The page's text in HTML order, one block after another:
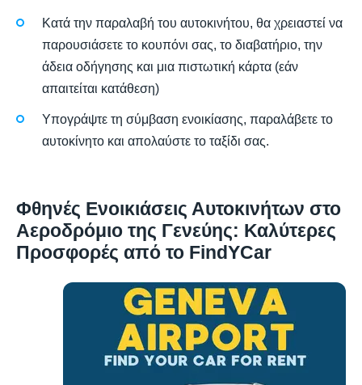
Κατά την παραλαβή του αυτοκινήτου, θα χρειαστεί να
παρουσιάσετε το κουπόνι σας, το διαβατήριο, την
άδεια οδήγησης και μια πιστωτική κάρτα (εάν
απαιτείται κατάθεση)
Υπογράψτε τη σύμβαση ενοικίασης, παραλάβετε το
αυτοκίνητο και απολαύστε το ταξίδι σας.
Φθηνές Ενοικιάσεις Αυτοκινήτων στο
Αεροδρόμιο της Γενεύης: Καλύτερες
Προσφορές από το FindYCar